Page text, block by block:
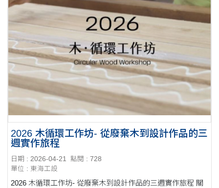
2026 木循環工作坊- 從廢棄木到設計作品的三
週實作旅程
日期 : 2026-04-21
點閱 : 728
單位 : 東海工設
2026 木循環工作坊- 從廢棄木到設計作品的三週實作旅程 關